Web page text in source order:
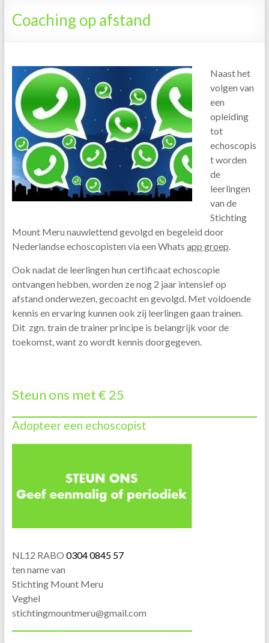
Tanzania
Coaching op afstand
Naast het
volgen van
een
opleiding
tot
echoscopis
t worden
de
leerlingen
van de
Stichting
Mount Meru nauwlettend gevolgd en begeleid door
Nederlandse echoscopisten via een Whats app groep.
Ook nadat de leerlingen hun certificaat echoscopie
ontvangen hebben, worden ze nog 2 jaar intensief op
afstand onderwezen, gecoacht en gevolgd. Met voldoende
kennis en ervaring kunnen ook zij leerlingen gaan trainen.
Dit zgn. train de trainer principe is belangrijk voor de
toekomst, want zo wordt kennis doorgegeven.
Steun ons met € 25
Adopteer een echoscopist
NL12 RABO 0304 0845 57
ten name van
Stichting Mount Meru
Veghel
stichtingmountmeru@gmail.com